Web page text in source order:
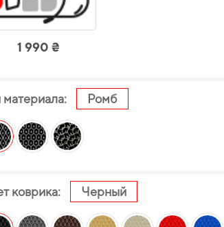
1 990 ₴
материала: Ромб
коврика: Черный